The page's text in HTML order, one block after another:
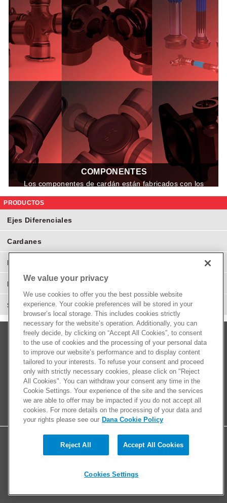
COMPONENTES
Los componentes de cardán están fabricados con los
costo de operación, Teniendo menor nivel de
recambio.
PRODUCTOS
Ejes Diferenciales
Cardanes
Ejes Homocinéticos
Performance
Suspensión
© 2026 Dana Limited. All rights reserved.
Políticas de privacidad
We value your privacy
We use cookies to offer you the best possible website
experience. Your cookie preferences will be stored in your
browser’s local storage. This includes cookies strictly
necessary for the website’s operation. Additionally, you can
freely decide, by clicking on “Accept All Cookies”, to consent
to the use of cookies and the processing of your personal data
to improve our website’s performance and to display content
tailored to your interests. To refuse your consent and proceed
only with strictly necessary cookies, please click on "Reject
All Cookies". You can withdraw your consent any time in the
Cookie Settings. Your experience of the site and the services
we are able to offer may be impacted if you do not accept all
cookies. For more details on the processing of your data and
your rights please see our Dana Cookie Policy
Reject All Accept All Cookies
Cookies Settings